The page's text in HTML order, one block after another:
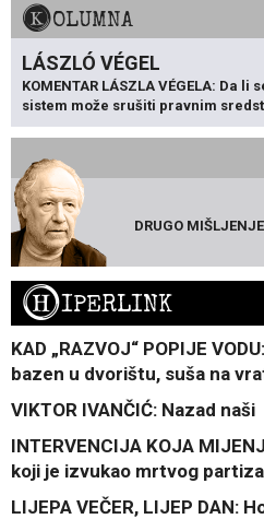
KOLUMNA
LÁSZLÓ VÉGEL
KOMENTAR LÁSZLA VÉGELA: Da li
sistem može srušiti pravnim
DRUGO
HIPERLINK
KAD „RAZVOJ“ POPIJE
bazen u dvorištu, suša na
VIKTOR IVANČIĆ: Nazad naši
INTERVENCIJA KOJA
koji je izvukao mrtvog
LIJEPA VEČER, LIJEP DAN: